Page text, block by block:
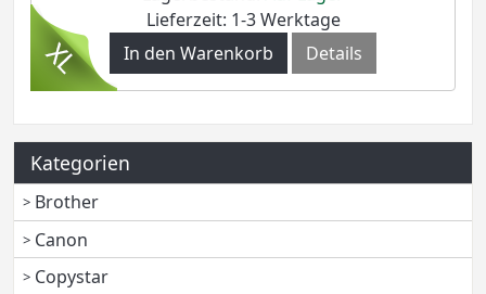
Lieferzeit: 1-3 Werktage
In den Warenkorb
Details
Kategorien
Brother
Canon
Copystar